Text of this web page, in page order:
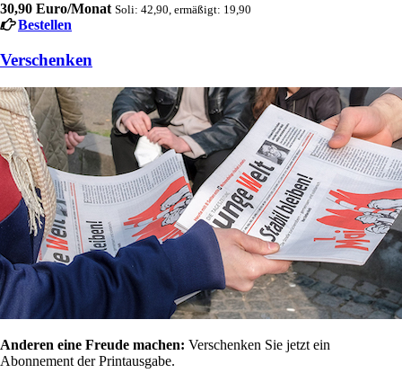
30,90 Euro/Monat Soli: 42,90, ermäßigt: 19,90
Bestellen
Verschenken
Anderen eine Freude machen: Verschenken Sie jetzt ein
Abonnement der Printausgabe.